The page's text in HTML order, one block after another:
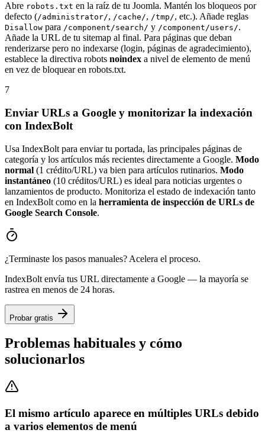
Abre robots.txt en la raíz de tu Joomla. Mantén los bloqueos por
defecto (/administrator/, /cache/, /tmp/, etc.). Añade reglas
Disallow para /component/search/ y /component/users/.
Añade la URL de tu sitemap al final. Para páginas que deban
renderizarse pero no indexarse (login, páginas de agradecimiento),
establece la directiva robots noindex a nivel de elemento de menú
en vez de bloquear en robots.txt.
7
Enviar URLs a Google y monitorizar la indexación
con IndexBolt
Usa IndexBolt para enviar tu portada, las principales páginas de
categoría y los artículos más recientes directamente a Google. Modo
normal (1 crédito/URL) va bien para artículos rutinarios. Modo
instantáneo (10 créditos/URL) es ideal para noticias urgentes o
lanzamientos de producto. Monitoriza el estado de indexación tanto
en IndexBolt como en la herramienta de inspección de URLs de
Google Search Console.
¿Terminaste los pasos manuales? Acelera el proceso.
IndexBolt envía tus URL directamente a Google — la mayoría se
rastrea en menos de 24 horas.
Probar gratis
Problemas habituales y cómo
solucionarlos
El mismo artículo aparece en múltiples URLs debido
a varios elementos de menú